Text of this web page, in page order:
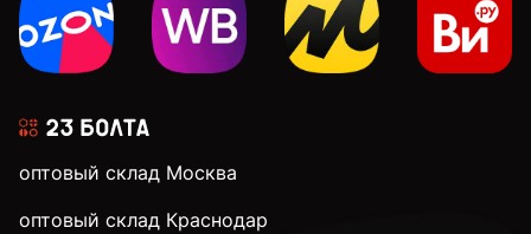
22 мм
оптовый склад Москва
оптовый склад Краснодар